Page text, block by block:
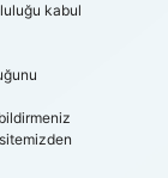
kabul